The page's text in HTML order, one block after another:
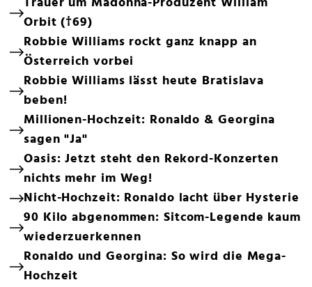
Orbit (†69)
Robbie Williams rockt ganz knapp an
Österreich vorbei
Robbie Williams lässt heute Bratislava
beben!
Millionen-Hochzeit: Ronaldo & Georgina
sagen "Ja"
Oasis: Jetzt steht den Rekord-Konzerten
nichts mehr im Weg!
Nicht-Hochzeit: Ronaldo lacht über Hysterie
90 Kilo abgenommen: Sitcom-Legende kaum
wiederzuerkennen
Ronaldo und Georgina: So wird die Mega-
Hochzeit